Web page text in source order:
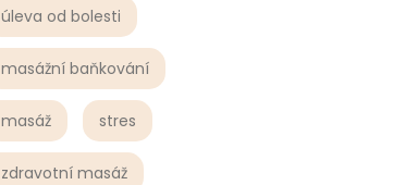
úleva od bolesti
masážní baňkování
masáž stres
zdravotní masáž